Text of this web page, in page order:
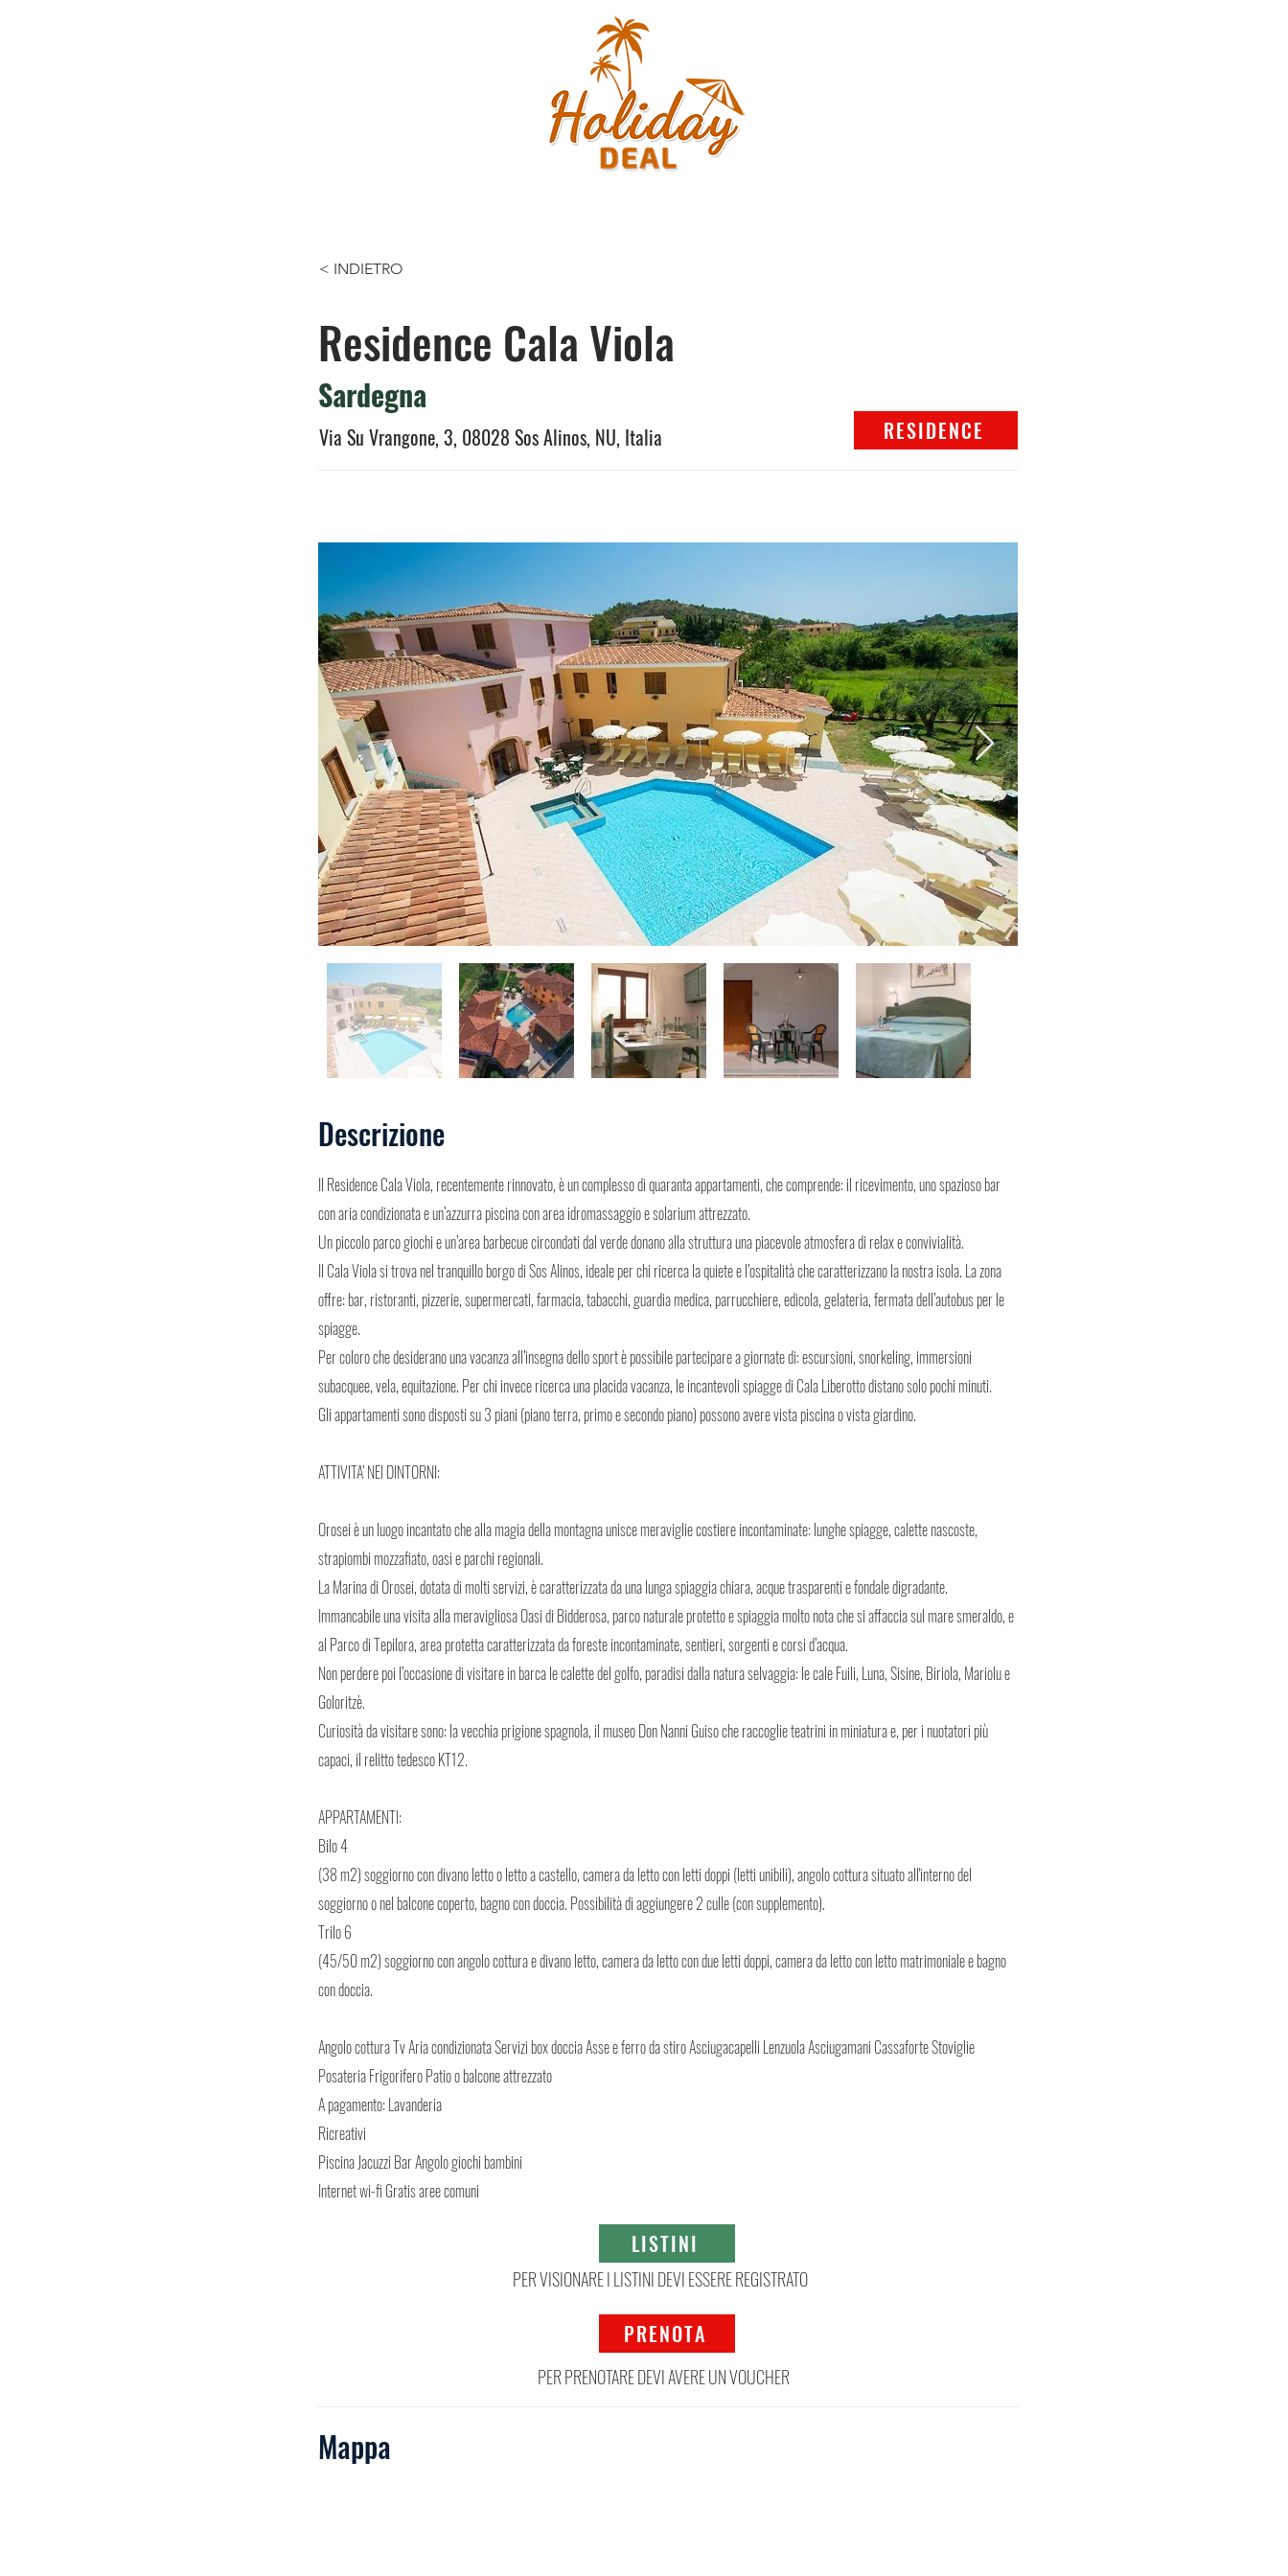
< INDIETRO
Residence Cala Viola
Sardegna
Via Su Vrangone, 3, 08028 Sos Alinos, NU, Italia RESIDENCE
Descrizione
Il Residence Cala Viola, recentemente rinnovato, è un complesso di quaranta appartamenti, che comprende: il ricevimento, uno spazioso bar
con aria condizionata e un’azzurra piscina con area idromassaggio e solarium attrezzato.
Un piccolo parco giochi e un’area barbecue circondati dal verde donano alla struttura una piacevole atmosfera di relax e convivialità.
Il Cala Viola si trova nel tranquillo borgo di Sos Alinos, ideale per chi ricerca la quiete e l’ospitalità che caratterizzano la nostra isola. La zona
offre: bar, ristoranti, pizzerie, supermercati, farmacia, tabacchi, guardia medica, parrucchiere, edicola, gelateria, fermata dell’autobus per le
spiagge.
Per coloro che desiderano una vacanza all’insegna dello sport è possibile partecipare a giornate di: escursioni, snorkeling, immersioni
subacquee, vela, equitazione. Per chi invece ricerca una placida vacanza, le incantevoli spiagge di Cala Liberotto distano solo pochi minuti.
Gli appartamenti sono disposti su 3 piani (piano terra, primo e secondo piano) possono avere vista piscina o vista giardino.
ATTIVITA’ NEI DINTORNI:
Orosei è un luogo incantato che alla magia della montagna unisce meraviglie costiere incontaminate: lunghe spiagge, calette nascoste,
strapiombi mozzafiato, oasi e parchi regionali.
La Marina di Orosei, dotata di molti servizi, è caratterizzata da una lunga spiaggia chiara, acque trasparenti e fondale digradante.
Immancabile una visita alla meravigliosa Oasi di Bidderosa, parco naturale protetto e spiaggia molto nota che si affaccia sul mare smeraldo, e
al Parco di Tepilora, area protetta caratterizzata da foreste incontaminate, sentieri, sorgenti e corsi d’acqua.
Non perdere poi l’occasione di visitare in barca le calette del golfo, paradisi dalla natura selvaggia: le cale Fuili, Luna, Sisine, Biriola, Mariolu e
Goloritzè.
Curiosità da visitare sono: la vecchia prigione spagnola, il museo Don Nanni Guiso che raccoglie teatrini in miniatura e, per i nuotatori più
capaci, il relitto tedesco KT12.
APPARTAMENTI:
Bilo 4
(38 m2) soggiorno con divano letto o letto a castello, camera da letto con letti doppi (letti unibili), angolo cottura situato all'interno del
soggiorno o nel balcone coperto, bagno con doccia. Possibilità di aggiungere 2 culle (con supplemento).
Trilo 6
(45/50 m2) soggiorno con angolo cottura e divano letto, camera da letto con due letti doppi, camera da letto con letto matrimoniale e bagno
con doccia.
Angolo cottura Tv Aria condizionata Servizi box doccia Asse e ferro da stiro Asciugacapelli Lenzuola Asciugamani Cassaforte Stoviglie
Posateria Frigorifero Patio o balcone attrezzato
A pagamento: Lavanderia
Ricreativi
Piscina Jacuzzi Bar Angolo giochi bambini
Internet wi-fi Gratis aree comuni
LISTINI
PER VISIONARE I LISTINI DEVI ESSERE REGISTRATO
PRENOTA
PER PRENOTARE DEVI AVERE UN VOUCHER
Mappa